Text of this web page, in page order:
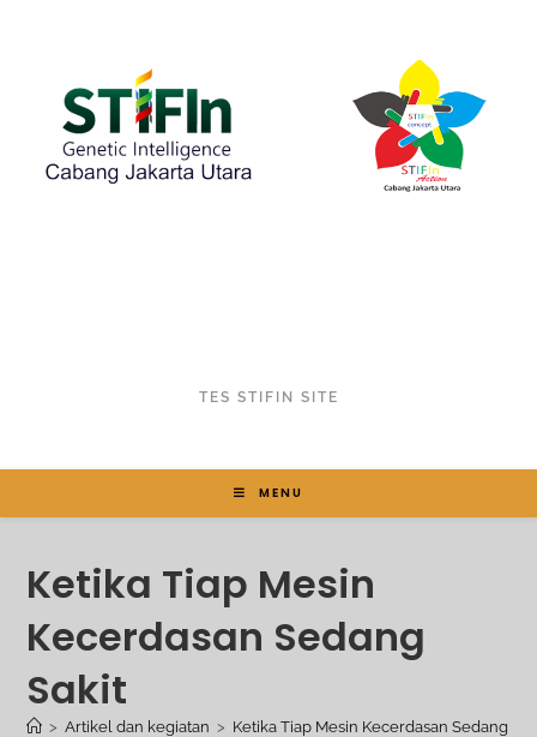
TES STIFIN SITE
MENU
Ketika Tiap Mesin
Kecerdasan Sedang
Sakit
> Artikel dan kegiatan > Ketika Tiap Mesin Kecerdasan Sedang